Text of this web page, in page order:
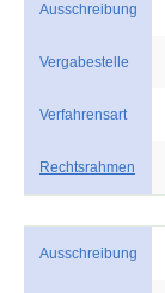
Ausschreibung
Vergabestelle
Verfahrensart
Rechtsrahmen
Ausschreibung